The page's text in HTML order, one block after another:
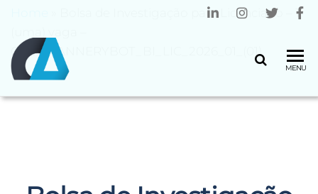
MENU
Bolsa de Investigação para Licenciado – 1
CALG_TANNERYBOT_BI_LIC_2026_01_(01)